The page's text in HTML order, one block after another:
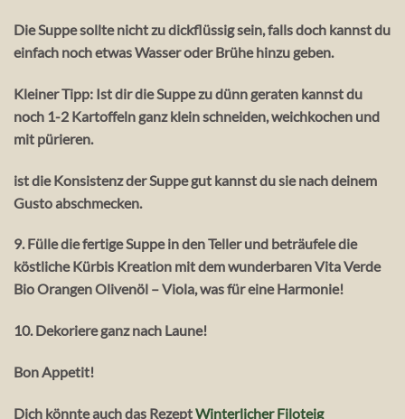
Die Suppe sollte nicht zu dickflüssig sein, falls doch kannst du
einfach noch etwas Wasser oder Brühe hinzu geben.
Kleiner Tipp: Ist dir die Suppe zu dünn geraten kannst du
noch 1-2 Kartoffeln ganz klein schneiden, weichkochen und
mit pürieren.
ist die Konsistenz der Suppe gut kannst du sie nach deinem
Gusto abschmecken.
9. Fülle die fertige Suppe in den Teller und beträufele die
köstliche Kürbis Kreation mit dem wunderbaren Vita Verde
Bio Orangen Olivenöl – Viola, was für eine Harmonie!
10. Dekoriere ganz nach Laune!
Bon Appetit!
Dich könnte auch das RezeptWinterlicher Filoteig